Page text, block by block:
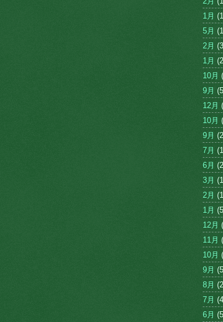
1月
5月
2月
1月
10月
9月
12月
10月
9月
7月
6月
3月
2月
1月
12月
11月
10月
9月
8月
7月
6月